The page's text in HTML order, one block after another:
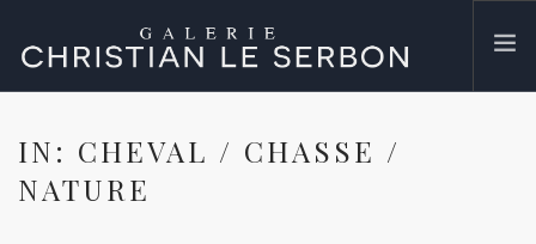
ŒUVRES
GALERIE
IN: CHEVAL / CHASSE /
NATURE